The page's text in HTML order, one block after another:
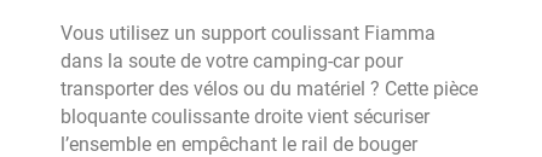
Vous utilisez un support coulissant Fiamma
dans la soute de votre camping-car pour
transporter des vélos ou du matériel ? Cette pièce
bloquante coulissante droite vient sécuriser
l’ensemble en empêchant le rail de bouger